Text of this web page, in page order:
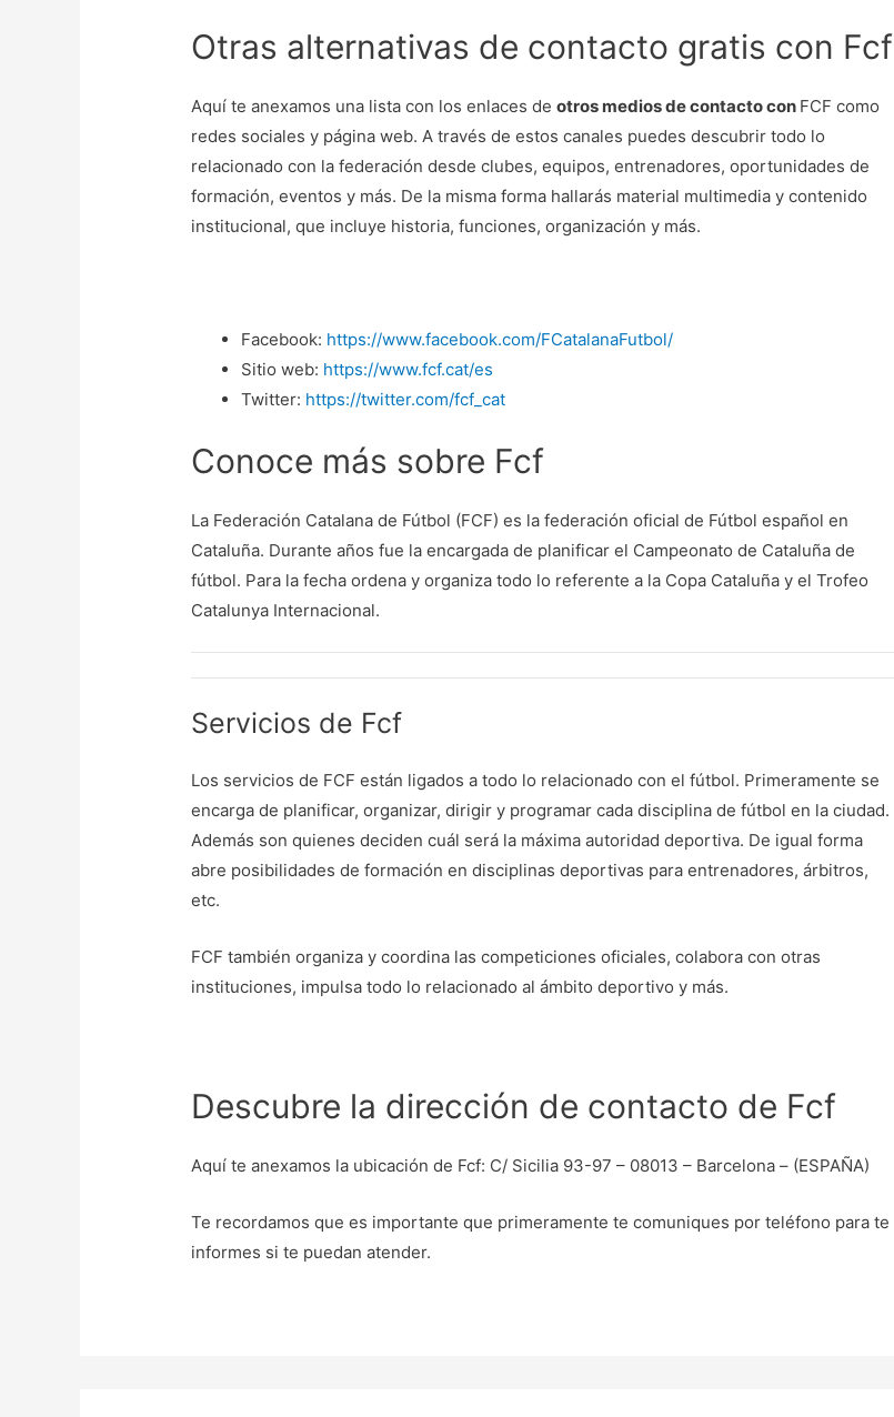
Otras alternativas de contacto gratis con Fcf
Aquí te anexamos una lista con los enlaces deotros medios de contacto con FCF como
redes sociales y página web. A través de estos canales puedes descubrir todo lo
relacionado con la federación desde clubes, equipos, entrenadores, oportunidades de
formación, eventos y más. De la misma forma hallarás material multimedia y contenido
institucional, que incluye historia, funciones, organización y más.
Facebook: https://www.facebook.com/FCatalanaFutbol/
Sitio web: https://www.fcf.cat/es
Twitter: https://twitter.com/fcf_cat
Conoce más sobre Fcf
La Federación Catalana de Fútbol (FCF) es la federación oficial de Fútbol español en
Cataluña. Durante años fue la encargada de planificar el Campeonato de Cataluña de
fútbol. Para la fecha ordena y organiza todo lo referente a la Copa Cataluña y el Trofeo
Catalunya Internacional.
Servicios de Fcf
Los servicios de FCF están ligados a todo lo relacionado con el fútbol. Primeramente se
encarga de planificar, organizar, dirigir y programar cada disciplina de fútbol en la ciudad.
Además son quienes deciden cuál será la máxima autoridad deportiva. De igual forma
abre posibilidades de formación en disciplinas deportivas para entrenadores, árbitros,
etc.
FCF también organiza y coordina las competiciones oficiales, colabora con otras
instituciones, impulsa todo lo relacionado al ámbito deportivo y más.
Descubre la dirección de contacto de Fcf
Aquí te anexamos la ubicación de Fcf: C/ Sicilia 93-97 – 08013 – Barcelona – (ESPAÑA)
Te recordamos que es importante que primeramente te comuniques por teléfono para te
informes si te puedan atender.